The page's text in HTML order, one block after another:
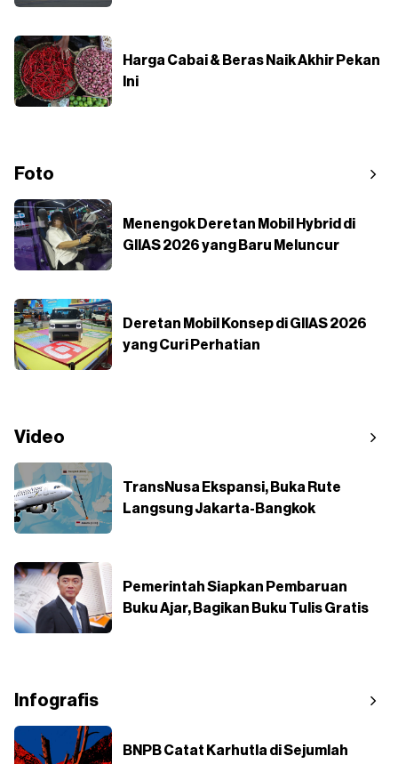
Harga Cabai & Beras Naik Akhir Pekan
Ini
Foto
Menengok Deretan Mobil Hybrid di
GIIAS 2026 yang Baru Meluncur
Deretan Mobil Konsep di GIIAS 2026
yang Curi Perhatian
Video
TransNusa Ekspansi, Buka Rute
Langsung Jakarta-Bangkok
Pemerintah Siapkan Pembaruan
Buku Ajar, Bagikan Buku Tulis Gratis
Infografis
BNPB Catat Karhutla di Sejumlah